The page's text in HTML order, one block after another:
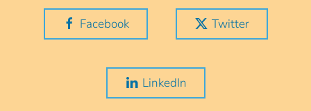
Facebook Twitter
LinkedIn